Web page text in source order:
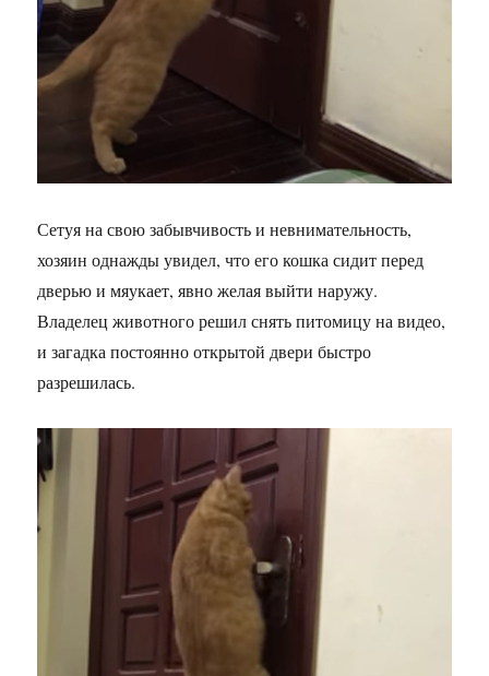
Сетуя на свою забывчивость и невнимательность,
хозяин однажды увидел, что его кошка сидит перед
дверью и мяукает, явно желая выйти наружу.
Владелец животного решил снять питомицу на видео,
и загадка постоянно открытой двери быстро
разрешилась.